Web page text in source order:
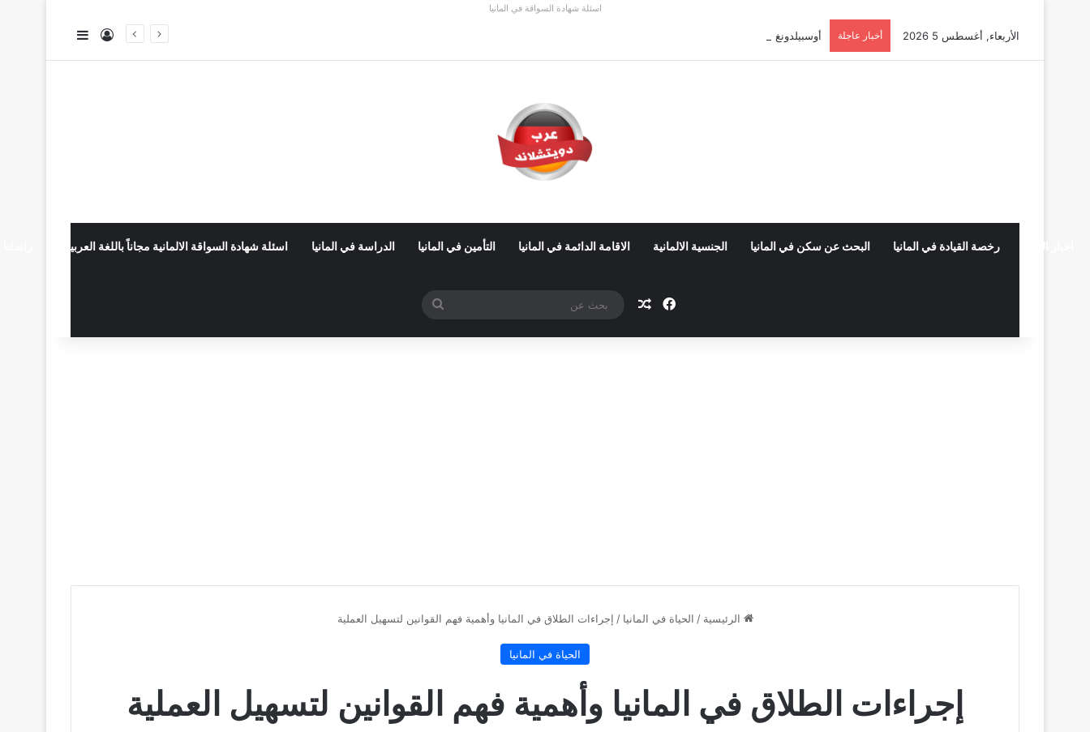
اسئلة شهادة السواقة في المانيا
الأربعاء, أغسطس 5 2026 أخبار عاجلة أوسبيلدونغ تبريد مراكز البيانات في ألمانيا 2026: الأجور والشروط تسجيل الدخول
رخصة القيادة في المانيا البحث عن سكن في المانيا الجنسية الالمانية الاقامة الدائمة في المانيا التأمين في المانيا الدراسة في المانيا اسئلة شهادة السواقة الالمانية مجاناً باللغة العربية
فيسبوكمقال عشوائي
الرئيسية / الحياة في المانيا / إجراءات الطلاق في المانيا وأهمية فهم القوانين لتسهيل العملية
الحياة في المانيا
إجراءات الطلاق في المانيا وأهمية فهم القوانين لتسهيل العملية